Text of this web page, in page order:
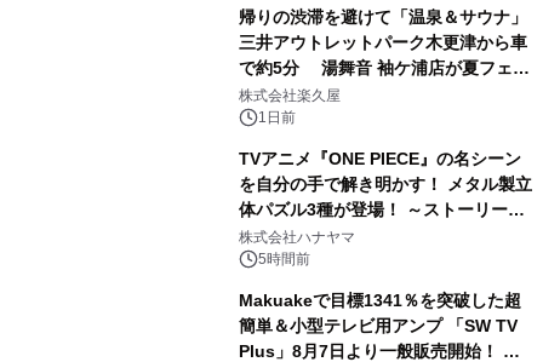
帰りの渋滞を避けて「温泉＆サウナ」
三井アウトレットパーク木更津から車
で約5分 湯舞音 袖ケ浦店が夏フェア
メニューを提供
株式会社楽久屋
1日前
TVアニメ『ONE PIECE』の名シーン
を自分の手で解き明かす！ メタル製立
体パズル3種が登場！ ～ストーリーと
ギミックが融合した 大人の体験型パズ
ルが8月7日(金)12時より先行予約受付
株式会社ハナヤマ
5時間前
Makuakeで目標1341％を突破した超
簡単＆小型テレビ用アンプ 「SW TV
Plus」8月7日より一般販売開始！ ケ